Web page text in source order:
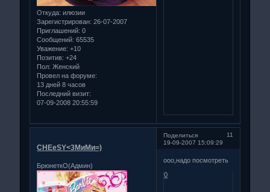
Откуда: илюзии
Зарегистрирован: 26-07-2007
Приглашений: 0
Сообщений: 65535
Уважение: +10
Позитив: +24
Пол: Женский
Провел на форуме:
13 дней 8 часов
Последний визит:
07-09-2008 20:55:59
Поделиться
11
19-09-2007 15:09:29
CHEeSY<3МиМи=)
БрюнеткО(Админ)
ооо,надо посмотреть
0